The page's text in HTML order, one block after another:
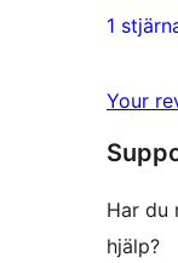
2-
1
Your
Har du
hjälp?